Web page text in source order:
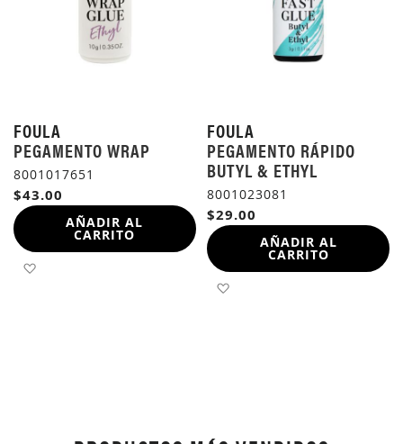
FOULA
PEGAMENTO WRAP
8001017651
$43.00
AÑADIR AL
CARRITO
AÑADIR A LA LISTA DE DESEOS
FOULA
PEGAMENTO RÁPIDO
BUTYL & ETHYL
8001023081
$29.00
AÑADIR AL
CARRITO